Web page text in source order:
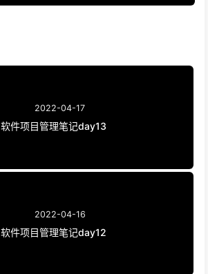
2022-04-17
软件项目管理笔记day13
2022-04-16
软件项目管理笔记day12